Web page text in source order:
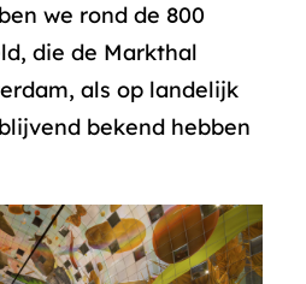
we rond de 800
die de Markthal
als op landelijk
bekend hebben